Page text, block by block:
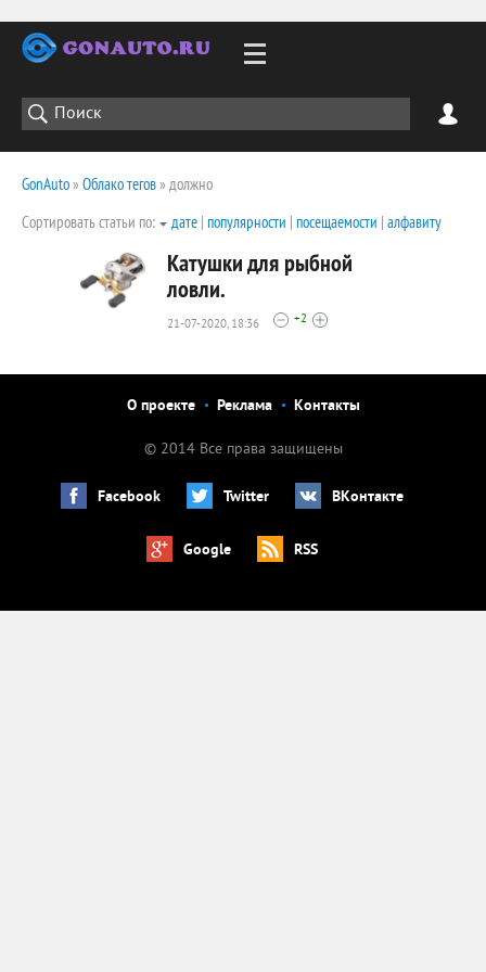
GonAuto» Облако тегов» должно
Сортировать статьи по:
дате | популярности | посещаемости | алфавиту
Катушки для рыбной
ловли.
21-07-2020, 18:36 +2
О проекте Реклама Контакты
© 2014 Все права защищены
Facebook Twitter ВКонтакте
Google RSS